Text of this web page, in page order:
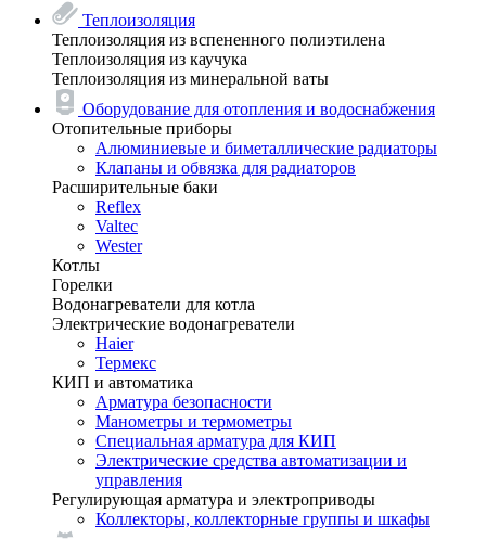
Теплоизоляция
Теплоизоляция из вспененного полиэтилена
Теплоизоляция из каучука
Теплоизоляция из минеральной ваты
Оборудование для отопления и водоснабжения
Отопительные приборы
Алюминиевые и биметаллические радиаторы
Клапаны и обвязка для радиаторов
Расширительные баки
Reflex
Valtec
Wester
Котлы
Горелки
Водонагреватели для котла
Электрические водонагреватели
Haier
Термекс
КИП и автоматика
Арматура безопасности
Манометры и термометры
Специальная арматура для КИП
Электрические средства автоматизации и
управления
Регулирующая арматура и электроприводы
Коллекторы, коллекторные группы и шкафы